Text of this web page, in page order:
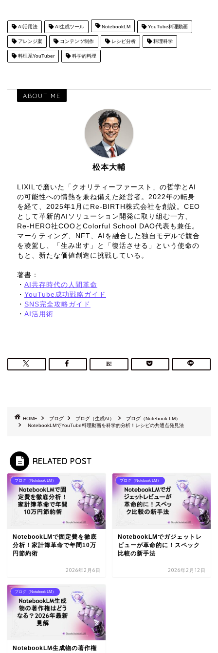
AI活用法 AI生成ツール NotebookLM YouTube料理動画
アレンジ案 コンテンツ制作 レシピ分析 料理科学
料理系YouTuber 科学的料理
ABOUT ME
松本大輔
LIXILで磨いた「クオリティーファースト」の哲学とAI
の可能性への情熱を兼ね備えた経営者。2022年の転身
を経て、2025年1月にRe-BIRTH株式会社を創設。CEO
として革新的AIソリューション開発に取り組む一方、
Re-HERO社COOとColorful School DAO代表も兼任。
マーケティング、NFT、AIを融合した独自モデルで競合
を凌駕し、「生み出す」と「復活させる」という使命の
もと、新たな価値創造に挑戦している。
著書：
・ AI共存時代の人間革命
・ YouTube成功戦略ガイド
・ SNS完全攻略ガイド
・ AI活用術
HOME ブログ ブログ（生成AI）
ブログ（Notebook LM）
NotebookLMでYouTube料理動画を科学的分析！レシピの共通点発見法
RELATED POST
ブログ（Notebook LM）
NotebookLMで固定費を徹底
分析！家計簿革命で年間10万
円節約術
2026年2月6日
ブログ（Notebook LM）
NotebookLMでガジェットレ
ビューが革命的に！スペック
比較の新手法
2026年2月12日
ブログ（Notebook LM）
NotebookLM生成物の著作権